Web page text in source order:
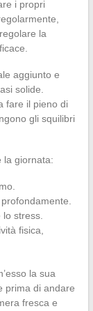
i propri
la
aggiunto e
solide.
fare il pieno di
gli squilibri
la giornata:
stress.
fisica,
la sua
prima di andare
fresca e